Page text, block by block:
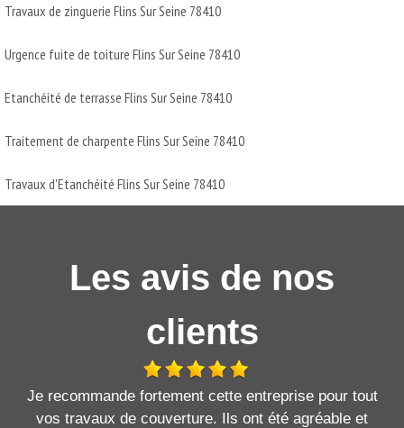
Travaux de zinguerie Flins Sur Seine 78410
Urgence fuite de toiture Flins Sur Seine 78410
Etanchéité de terrasse Flins Sur Seine 78410
Traitement de charpente Flins Sur Seine 78410
Travaux d'Etanchéité Flins Sur Seine 78410
Les avis de nos
clients
Je recommande fortement cette entreprise pour tout
vos travaux de couverture. Ils ont été agréable et